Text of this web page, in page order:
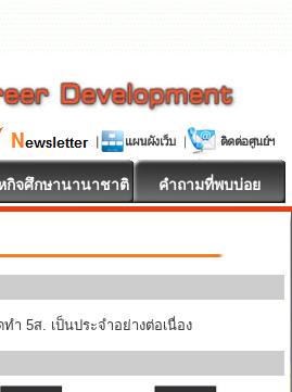
กิจศึกษานานาชาติ คำถามที่พบบ่อย
5ส. เป็นประจำอย่างต่อเนื่อง